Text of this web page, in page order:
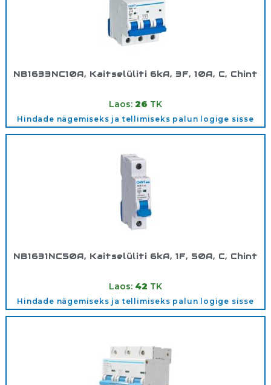
NB1633NC10A, Kaitselüliti 6kA, 3F, 10A, C, Chint
Laos: 26 TK
Hindade nägemiseks ja tellimiseks palun logige sisse
NB1631NC50A, Kaitselüliti 6kA, 1F, 50A, C, Chint
Laos: 42 TK
Hindade nägemiseks ja tellimiseks palun logige sisse